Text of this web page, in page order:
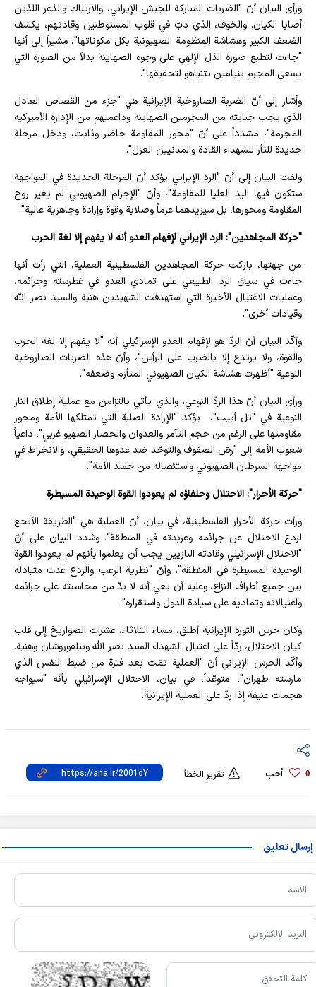
ورأى البيان أنّ "الضربات المباركة للجيش الإيراني، والارتباك والذعر اللذين
أصابا الكيان. والخوف، الذي دبّ في قلوب المستوطنين وقادتهم، يكشف
الضعف الكبير وهشاشة المنظومة الصهيونية بكل مكوناتها"، مشيراً إلى أنها
"جاءت لتطبع صورة الذل الإلهي على وجوه الصهاينة بدلاً من الصورة التي
يسعى المجرم بنيامين نتنياهو لتحقيقها".
وأشار إلى أنّ الضربة الصاروخية الإيرانية هي "جزء من القصاص العادل
الذي يجب جبايته من المجرمين الصهاينة وداعميهم من الإدارة الأميركية
المجرمة"، مشدداً على أنّ "محور المقاومة حاضر وثابت، ودخل مرحلة
جديدة للثأر للشهداء القادة والمدنيين العزل".
ولفت البيان إلى أنّ "الرد الإيراني يؤكد أنّ المرحلة الجديدة في المواجهة
ستكون فيها اليد العليا للمقاومة"، وأنّ "الإجرام الصهيوني لم يغير روح
المقاومة ومحورها، بل سيزيدهما عزماً وصلابة وقوة وإرادة وجاهزية عالية".
"حركة المجاهدين": الرد الإيراني لإفهام العدو أنه لا يفهم إلا لغة الحرب
من جهتها، باركت حركة المجاهدين الفلسطينية العملية، التي رأت أنها
جاءت في سياق الرد الطبيعي على تمادي العدو في غطرسته وجرائمه،
وعمليات الاغتيال الأخيرة التي استهدفت الشهيدين هنية والسيد نصر الله
وقيادات أخرى".
وأكّد البيان أنّ الردّ هو لإفهام العدو الإسرائيلي أنه "لا يفهم إلا لغة الحرب
والقوة، ولا يرتدع إلا بالضرب على الرأس"، وأنّ هذه الضربات الصاروخية
النوعية "أظهرت هشاشة الكيان الصهيوني المتأزم وضعفه".
ورأى البيان أنّ هذا الردّ النوعي، والذي يأتي بالتزامن مع عملية إطلاق النار
النوعية في "تل أبيب"، يؤكد "الإرادة الصلبة التي تمتلكها الأمة ومحور
مقاومتها على الرغم من حجم التآمر والعدوان والحصار الصهيو غربي"، داعياً
شعوب الأمة إلى "رصّ الصفوف والتوحّد ضد عدوها الحقيقي، والانخراط في
مواجهة السرطان الصهيوني واستئصاله من جسد الأمة".
"حركة الأحرار": الاحتلال وحلفاؤه لم يعودوا القوة الوحيدة المسيطرة
ورأت حركة الأحرار الفلسطينية، في بيان، أنّ العملية هي "الطريقة الأنجع
لردع الاحتلال عن جرائمه وعربدته في المنطقة". وشدد البيان على أنّ
"الاحتلال الإسرائيلي وقادته النازيين يجب أن يعلموا بأنهم لم يعودوا القوة
الوحيدة المسيطرة في المنطقة"، وأنّ "نظرية الرعب والردع غدت متبادلة
بين جميع أطراف النزاع، وعليه أن يعي أنه لا بدّ من محاسبته على جرائمه
واغتيالاته وتماديه على سيادة الدول واستقراره".
وكان حرس الثورة الإيرانية أطلق، مساء الثلاثاء، عشرات الصواريخ إلى قلب
كيان الاحتلال، ردّاً على اغتيال الشهداء السيد نصر الله ونيلفوروشان وهنية.
وأكّد الحرس الإيراني أنّ "العملية تمّت بعد فترة من ضبط النفس الذي
مارسته طهران"، متوعّداً، في بيان، الاحتلال الإسرائيلي بأنّه "سيواجه
هجمات عنيفة إذا ردّ على العملية الإيرانية.
0 أحب تقرير الخطأ
إرسال تعليق